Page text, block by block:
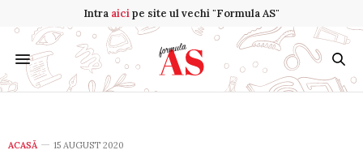
Intra aicipe site ul vechi "Formula AS"
ACASĂ 15 AUGUST 2020